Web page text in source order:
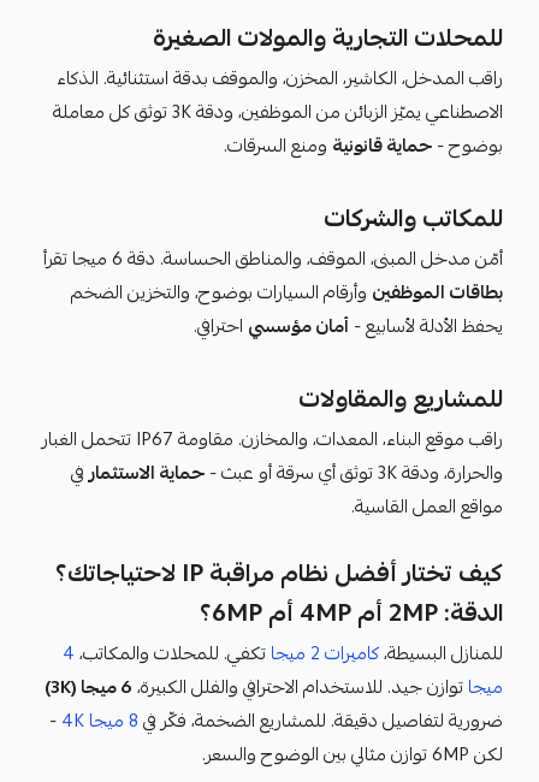
للمحلات التجارية والمولات الصغيرة
راقب المدخل، الكاشير، المخزن، والموقف بدقة استثنائية. الذكاء
الاصطناعي يميّز الزبائن من الموظفين، ودقة 3K توثق كل معاملة
بوضوح -حماية قانونية ومنع السرقات.
للمكاتب والشركات
أمّن مدخل المبنى، الموقف، والمناطق الحساسة. دقة 6 ميجا تقرأ
بطاقات الموظفين وأرقام السيارات بوضوح، والتخزين الضخم
يحفظ الأدلة لأسابيع -أمان مؤسسي احترافي.
للمشاريع والمقاولات
راقب موقع البناء، المعدات، والمخازن. مقاومة IP67 تتحمل الغبار
والحرارة، ودقة 3K توثق أي سرقة أو عبث -
حماية الاستثمارفي
مواقع العمل القاسية.
كيف تختار أفضل نظام مراقبة IP لاحتياجاتك؟
الدقة: 2MP أم 4MP أم 6MP؟
للمنازل البسيطة،كاميرات 2 ميجا تكفي. للمحلات والمكاتب،4
ميجاتوازن جيد. للاستخدام الاحترافي والفلل الكبيرة،6 ميجا (3K)
ضرورية لتفاصيل دقيقة. للمشاريع الضخمة، فكّر في8 ميجا 4K
-
لكن 6MP توازن مثالي بين الوضوح والسعر.